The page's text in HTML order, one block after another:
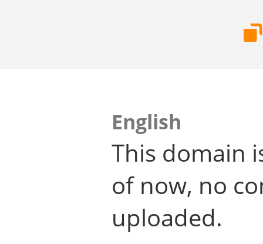
English
This domain
of now, no
uploaded.